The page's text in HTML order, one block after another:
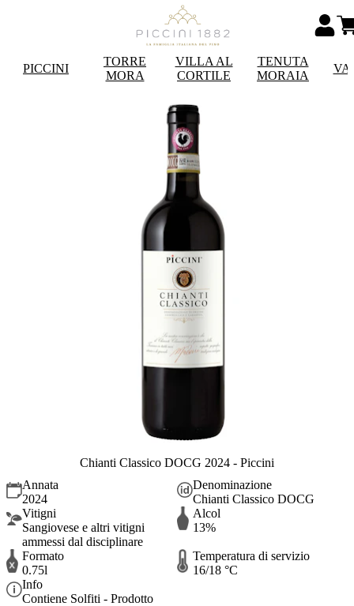
PICCINI
TORRE
MORA
VILLA AL
CORTILE
TENUTA
MORAIA
Chianti Classico DOCG 2024 - Piccini
Annata
2024
Denominazione
Chianti Classico DOCG
Vitigni
Sangiovese e altri vitigni
ammessi dal disciplinare
Alcol
13%
Formato
0.75l
Temperatura di servizio
16/18 °C
Info
Contiene Solfiti - Prodotto